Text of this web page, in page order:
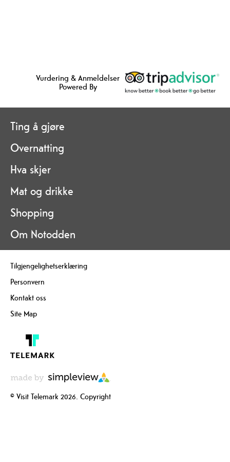
Vurdering & Anmeldelser
Powered By
Ting å gjøre
Overnatting
Hva skjer
Mat og drikke
Shopping
Om Notodden
Tilgjengelighetserklæring
Personvern
Kontakt oss
Site Map
© Visit Telemark 2026. Copyright